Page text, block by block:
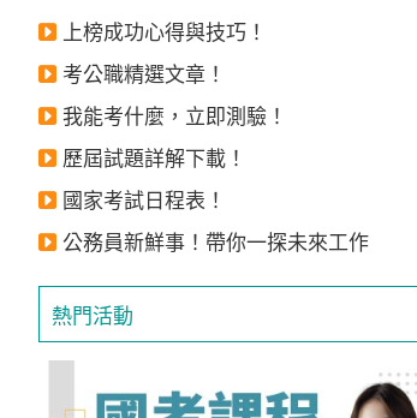
上榜成功心得與技巧！
考公職精選文章！
我能考什麼，立即測驗！
歷屆試題詳解下載！
國家考試日程表！
公務員新鮮事！帶你一探未來工作
熱門活動
點
立
即
加
入
LINE
帳